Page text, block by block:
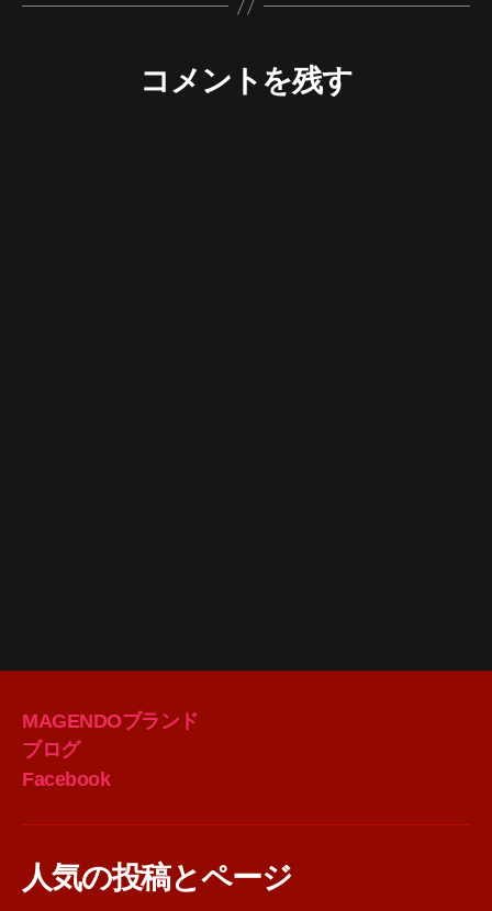
コメントを残す
MAGENDOブランド
ブログ
Facebook
人気の投稿とページ